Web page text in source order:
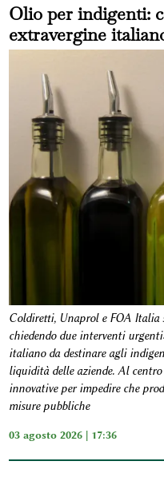
Olio per indigenti:
extravergine
Coldiretti, Unaprol e FOA
chiedendo due interventi
italiano da destinare agli
liquidità delle aziende. Al
innovative per impedire che
misure pubbliche
03 agosto 2026 | 17:36